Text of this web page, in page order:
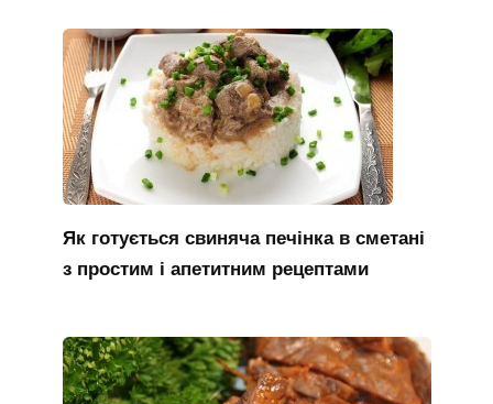
Як готується свиняча печінка в сметані
з простим і апетитним рецептами